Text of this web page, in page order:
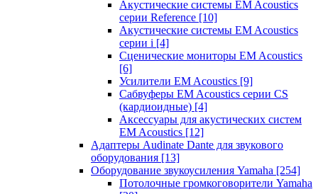
Акустические системы EM Acoustics
серии Reference [10]
Акустические системы EM Acoustics
серии i [4]
Сценические мониторы EM Acoustics
[6]
Усилители EM Acoustics [9]
Сабвуферы EM Acoustics серии CS
(кардиоидные) [4]
Аксессуары для акустических систем
EM Acoustics [12]
Адаптеры Audinate Dante для звукового
оборудования [13]
Оборудование звукоусиления Yamaha [254]
Потолочные громкоговорители Yamaha